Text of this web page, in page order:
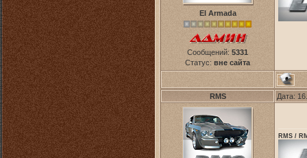
El Armada
Сообщений: 5331
Статус: вне сайта
RMS Дата:
RMS /